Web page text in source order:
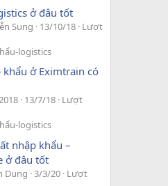
ở đâu tốt
Sung 13/10/18 Lượt
logistics
khẩu ở Eximtrain có
13/7/18 Lượt
logistics
nhập khẩu –
ở đâu tốt
Dung 3/3/20 Lượt